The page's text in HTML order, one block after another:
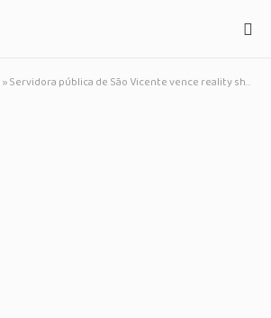
»Servidora pública de São Vicente vence reality show sobre política